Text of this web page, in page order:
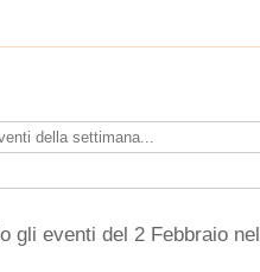
gli eventi del 2 Febbraio